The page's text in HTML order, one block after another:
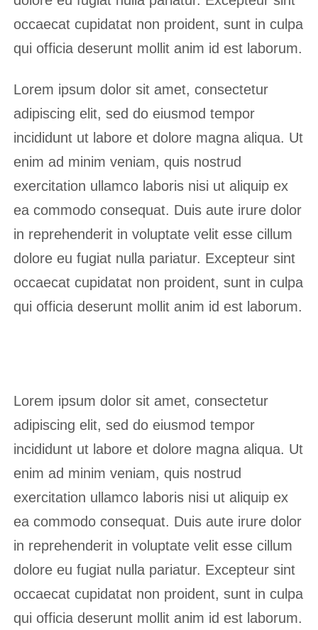
occaecat cupidatat non proident, sunt in culpa
qui officia deserunt mollit anim id est laborum.
Lorem ipsum dolor sit amet, consectetur
adipiscing elit, sed do eiusmod tempor
incididunt ut labore et dolore magna aliqua. Ut
enim ad minim veniam, quis nostrud
exercitation ullamco laboris nisi ut aliquip ex
ea commodo consequat. Duis aute irure dolor
in reprehenderit in voluptate velit esse cillum
dolore eu fugiat nulla pariatur. Excepteur sint
occaecat cupidatat non proident, sunt in culpa
qui officia deserunt mollit anim id est laborum.
Lorem ipsum dolor sit amet, consectetur
adipiscing elit, sed do eiusmod tempor
incididunt ut labore et dolore magna aliqua. Ut
enim ad minim veniam, quis nostrud
exercitation ullamco laboris nisi ut aliquip ex
ea commodo consequat. Duis aute irure dolor
in reprehenderit in voluptate velit esse cillum
dolore eu fugiat nulla pariatur. Excepteur sint
occaecat cupidatat non proident, sunt in culpa
qui officia deserunt mollit anim id est laborum.